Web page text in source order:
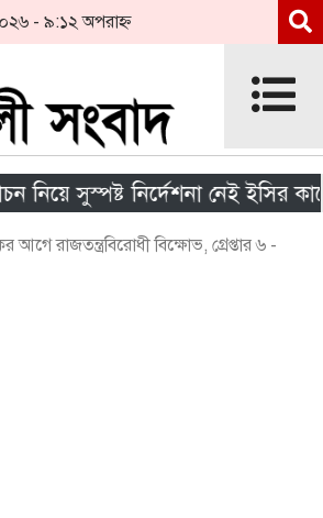
- ৯:১২ অপরাহ্ন
সুস্পষ্ট নির্দেশনা নেই ইসির কাছে
আগে রাজতন্ত্রবিরোধী বিক্ষোভ, গ্রেপ্তার ৬ -